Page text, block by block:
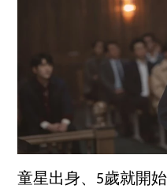
童星出身、5歲就開